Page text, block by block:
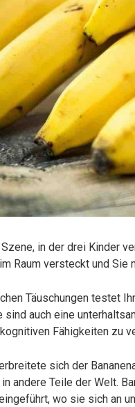
in der drei Kinder
Raum versteckt und Sie
Täuschungen testet
sind auch eine
Fähigkeiten zu
sich der
andere Teile der Welt.
wo sie sich an